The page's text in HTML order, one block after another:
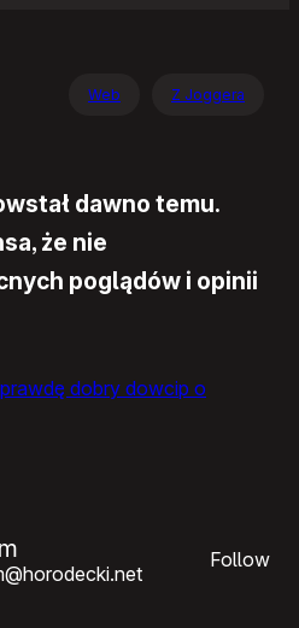
Web Z Joggera
dawno temu.
że nie
poglądów i opinii
dobry dowcip o
Follow